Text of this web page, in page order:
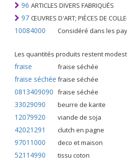
96 ARTICLES DIVERS FABRIQUÉS
97 ŒUVRES D'ART; PIÈCES DE
10084000 Considéré dans les pays riches comme une "céréale mineure", le fonio blanc est une
Les quantités produits restent modestes, mais cette plante présente malgré tout de nombreuses qualités. Elle est utilisé dans l'alimentation humaine et entre dans la préparation de
fraise fraise séchée
fraise séchée fraise séchée
0813409090 fraise séchée
33029090 beurre de karite
12079920 viande de soja
42021291 clutch en pagne
97011000 deco et maison
52114990 tissu coton